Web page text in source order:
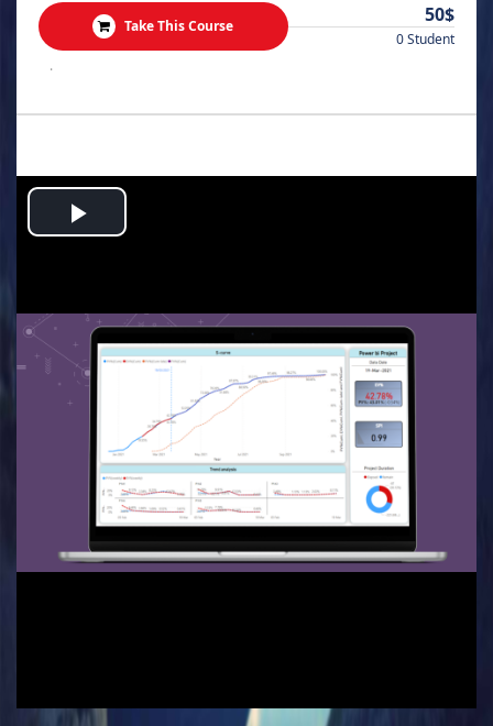
Take This Course 50$
0 Student
.
Play